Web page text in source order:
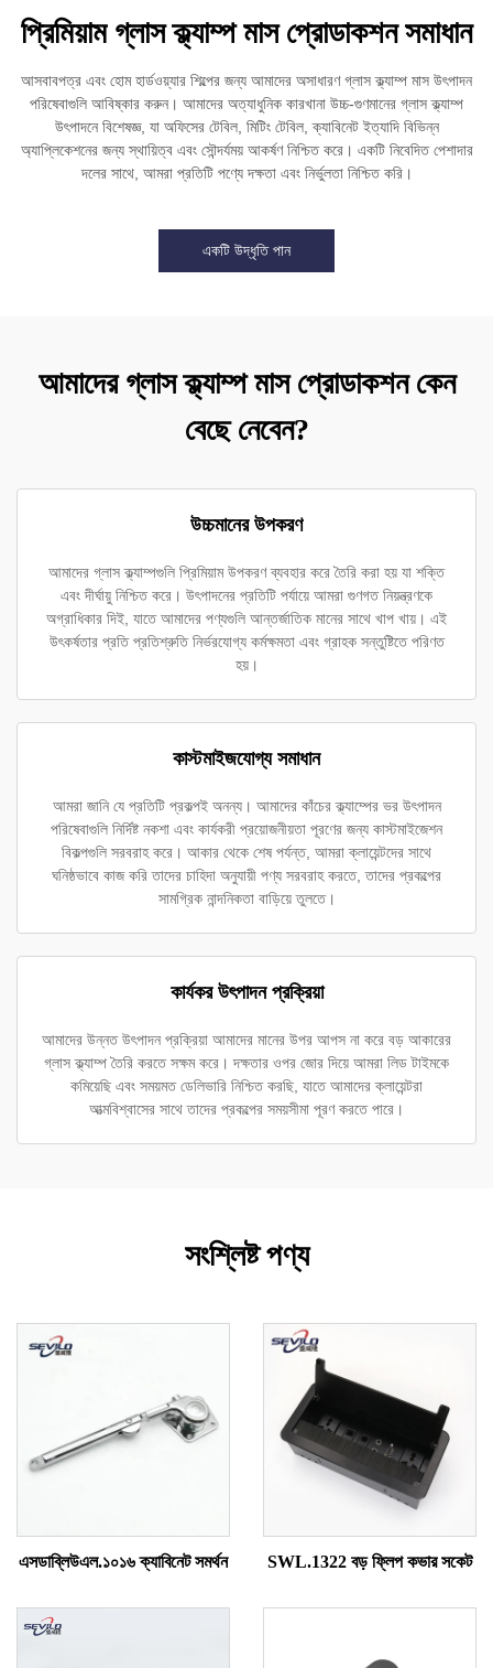
প্রিমিয়াম গ্লাস ক্ল্যাম্প মাস প্রোডাকশন সমাধান
আসবাবপত্র এবং হোম হার্ডওয়্যার শিল্পের জন্য আমাদের অসাধারণ গ্লাস ক্ল্যাম্প মাস উৎপাদন
পরিষেবাগুলি আবিষ্কার করুন। আমাদের অত্যাধুনিক কারখানা উচ্চ-গুণমানের গ্লাস ক্ল্যাম্প
উৎপাদনে বিশেষজ্ঞ, যা অফিসের টেবিল, মিটিং টেবিল, ক্যাবিনেট ইত্যাদি বিভিন্ন
অ্যাপ্লিকেশনের জন্য স্থায়িত্ব এবং সৌন্দর্যময় আকর্ষণ নিশ্চিত করে। একটি নিবেদিত পেশাদার
দলের সাথে, আমরা প্রতিটি পণ্যে দক্ষতা এবং নির্ভুলতা নিশ্চিত করি।
একটি উদ্ধৃতি পান
আমাদের গ্লাস ক্ল্যাম্প মাস প্রোডাকশন কেন
বেছে নেবেন?
উচ্চমানের উপকরণ
আমাদের গ্লাস ক্ল্যাম্পগুলি প্রিমিয়াম উপকরণ ব্যবহার করে তৈরি করা হয় যা শক্তি
এবং দীর্ঘায়ু নিশ্চিত করে। উৎপাদনের প্রতিটি পর্যায়ে আমরা গুণগত নিয়ন্ত্রণকে
অগ্রাধিকার দিই, যাতে আমাদের পণ্যগুলি আন্তর্জাতিক মানের সাথে খাপ খায়। এই
উৎকর্ষতার প্রতি প্রতিশ্রুতি নির্ভরযোগ্য কর্মক্ষমতা এবং গ্রাহক সন্তুষ্টিতে পরিণত
হয়।
কাস্টমাইজযোগ্য সমাধান
আমরা জানি যে প্রতিটি প্রকল্পই অনন্য। আমাদের কাঁচের ক্ল্যাম্পের ভর উৎপাদন
পরিষেবাগুলি নির্দিষ্ট নকশা এবং কার্যকরী প্রয়োজনীয়তা পূরণের জন্য কাস্টমাইজেশন
বিকল্পগুলি সরবরাহ করে। আকার থেকে শেষ পর্যন্ত, আমরা ক্লায়েন্টদের সাথে
ঘনিষ্ঠভাবে কাজ করি তাদের চাহিদা অনুযায়ী পণ্য সরবরাহ করতে, তাদের প্রকল্পের
সামগ্রিক নান্দনিকতা বাড়িয়ে তুলতে।
কার্যকর উৎপাদন প্রক্রিয়া
আমাদের উন্নত উৎপাদন প্রক্রিয়া আমাদের মানের উপর আপস না করে বড় আকারের
গ্লাস ক্ল্যাম্প তৈরি করতে সক্ষম করে। দক্ষতার ওপর জোর দিয়ে আমরা লিড টাইমকে
কমিয়েছি এবং সময়মত ডেলিভারি নিশ্চিত করছি, যাতে আমাদের ক্লায়েন্টরা
আত্মবিশ্বাসের সাথে তাদের প্রকল্পের সময়সীমা পূরণ করতে পারে।
সংশ্লিষ্ট পণ্য
এসডাব্লিউএল.১০১৬ ক্যাবিনেট সমর্থন SWL.1322 বড় ফ্লিপ কভার সকেট